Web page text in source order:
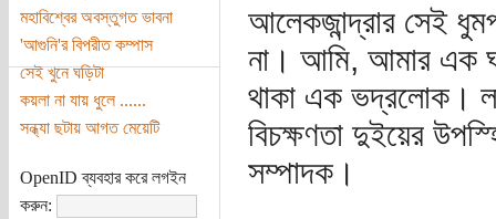
মহাবিশ্বের অবস্তুগত ভাবনা
'আগুনি'র বিপরীত কম্পাস
সেই খুনে ঘড়িটা
কয়লা না যায় ধুলে ......
সন্ধ্যা ছটায় আগত মেয়েটি
OpenID ব্যবহার করে লগইন
করুন:
আলেকজান্দ্রার সেই
না। আমি, আমার এক
থাকা এক ভদ্রলোক।
বিচক্ষণতা দুইয়ের
সম্পাদক।